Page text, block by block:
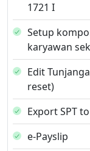
1721 I
Setup
karyawan
Edit
reset)
Export SPT to
e-Payslip